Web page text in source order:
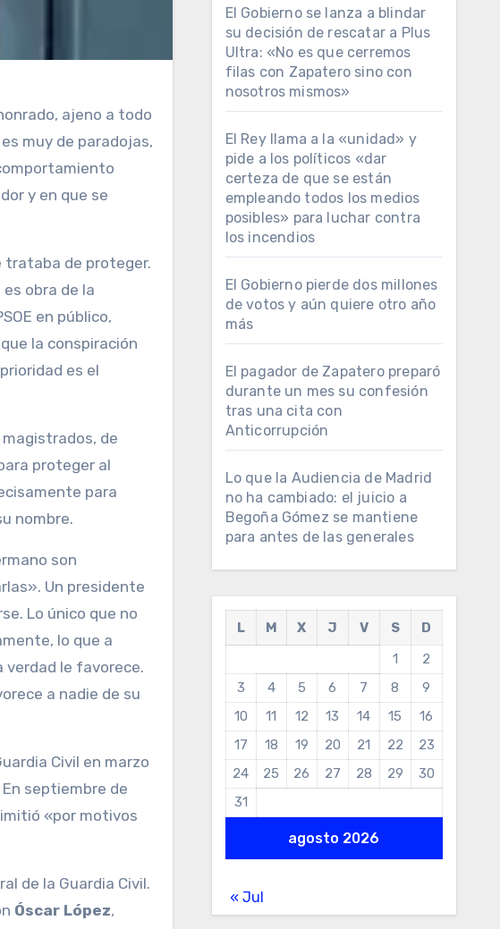
ajeno a todo
muy de paradojas,
y en que se
trataba de proteger.
obra de la
en público,
la conspiración
es el
de
proteger al
para
nombre.
son
Un presidente
Lo único que no
lo que a
verdad le favorece.
a nadie de su
Civil en marzo
septiembre de
«por motivos
de la Guardia Civil.
Óscar López,
El Gobierno se lanza a blindar
su decisión de rescatar a Plus
Ultra: «No es que cerremos
filas con Zapatero sino con
nosotros mismos»
El Rey llama a la «unidad» y
pide a los políticos «dar
certeza de que se están
empleando todos los medios
posibles» para luchar contra
los incendios
El Gobierno pierde dos millones
de votos y aún quiere otro año
más
El pagador de Zapatero preparó
durante un mes su confesión
tras una cita con
Anticorrupción
Lo que la Audiencia de Madrid
no ha cambiado: el juicio a
Begoña Gómez se mantiene
para antes de las generales
agosto 2026
L M X J V S
D
1
2
3
4 5 6 7 8
9
10
11 12 13 14 15
16
17
18 19 20 21 22
23
24
25 26 27 28 29
30
31
« Jul